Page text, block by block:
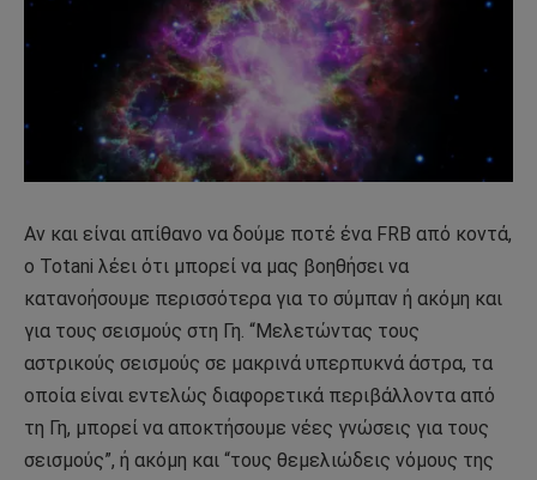
Αν και είναι απίθανο να δούμε ποτέ ένα FRB από κοντά,
ο Totani λέει ότι μπορεί να μας βοηθήσει να
κατανοήσουμε περισσότερα για το σύμπαν ή ακόμη και
για τους σεισμούς στη Γη. “Μελετώντας τους
αστρικούς σεισμούς σε μακρινά υπερπυκνά άστρα, τα
οποία είναι εντελώς διαφορετικά περιβάλλοντα από
τη Γη, μπορεί να αποκτήσουμε νέες γνώσεις για τους
σεισμούς”, ή ακόμη και “τους θεμελιώδεις νόμους της